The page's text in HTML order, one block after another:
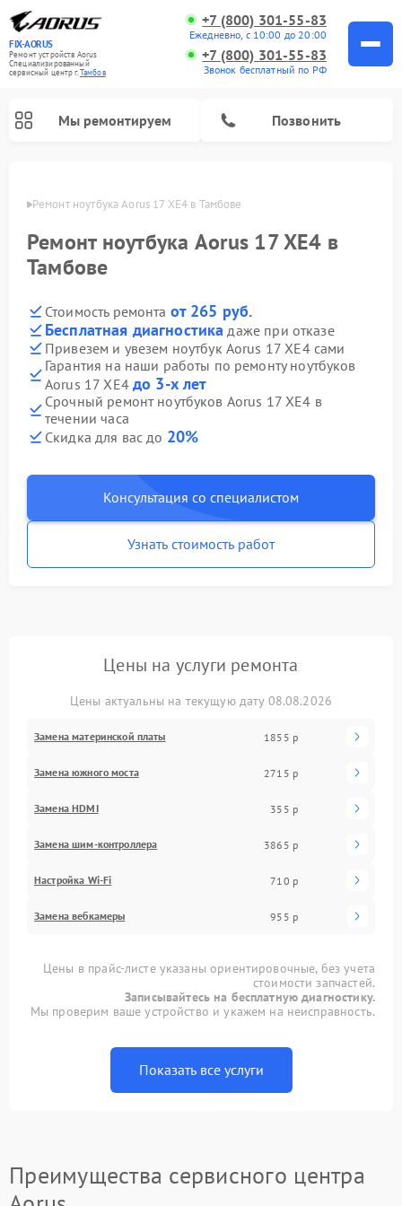
FIX-AORUS
Ремонт устройств Aorus
Специализированный
cервисный центр г.Тамбов
+7 (800) 301-55-83
Ежедневно, с 10:00 до 20:00
+7 (800) 301-55-83
Звонок бесплатный по РФ
Мы ремонтируем Позвонить
Ремонт ноутбука Aorus 17 XE4 в Тамбове
Ремонт ноутбука Aorus 17 XE4 в
Тамбове
Стоимость ремонта от 265 руб.
Бесплатная диагностика даже при отказе
Привезем и увезем ноутбук Aorus 17 XE4 сами
Гарантия на наши работы по ремонту ноутбуков
Aorus 17 XE4 до 3-х лет
Срочный ремонт ноутбуков Aorus 17 XE4 в
течении часа
Скидка для вас до 20%
Консультация со специалистом
Узнать стоимость работ
Цены на услуги ремонта
Цены актуальны на текущую дату 08.08.2026
Замена материнской платы 1855 р
Замена южного моста 2715 р
Замена HDMI 355 р
Замена шим-контроллера 3865 р
Настройка Wi-Fi 710 р
Замена вебкамеры 955 р
Цены в прайс-листе указаны ориентировочные, без учета
стоимости запчастей.
Записывайтесь на бесплатную диагностику.
Мы проверим ваше устройство и укажем на неисправность.
Показать все услуги
Преимущества сервисного центра